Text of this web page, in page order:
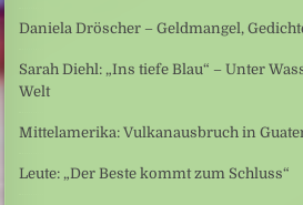
Daniela Dröscher – Geldmangel,
Sarah Diehl: „Ins tiefe Blau“ – Unter
Welt
Mittelamerika: Vulkanausbruch in
Leute: „Der Beste kommt zum Schluss“